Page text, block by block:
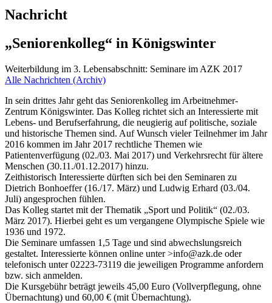
Nachricht
„Seniorenkolleg“ in Königswinter
Weiterbildung im 3. Lebensabschnitt: Seminare im AZK 2017
Alle Nachrichten (Archiv)
In sein drittes Jahr geht das Seniorenkolleg im Arbeitnehmer-
Zentrum Königswinter. Das Kolleg richtet sich an Interessierte mit
Lebens- und Berufserfahrung, die neugierig auf politische, soziale
und historische Themen sind. Auf Wunsch vieler Teilnehmer im Jahr
2016 kommen im Jahr 2017 rechtliche Themen wie
Patientenverfügung (02./03. Mai 2017) und Verkehrsrecht für ältere
Menschen (30.11./01.12.2017) hinzu.
Zeithistorisch Interessierte dürften sich bei den Seminaren zu
Dietrich Bonhoeffer (16./17. März) und Ludwig Erhard (03./04.
Juli) angesprochen fühlen.
Das Kolleg startet mit der Thematik „Sport und Politik“ (02./03.
März 2017). Hierbei geht es um vergangene Olympische Spiele wie
1936 und 1972.
Die Seminare umfassen 1,5 Tage und sind abwechslungsreich
gestaltet. Interessierte können online unter>info@azk.de oder
telefonisch unter 02223-73119 die jeweiligen Programme anfordern
bzw. sich anmelden.
Die Kursgebühr beträgt jeweils 45,00 Euro (Vollverpflegung, ohne
Übernachtung) und 60,00 € (mit Übernachtung).